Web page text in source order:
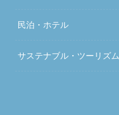
民泊・ホテル
サステナブル・ツーリズム